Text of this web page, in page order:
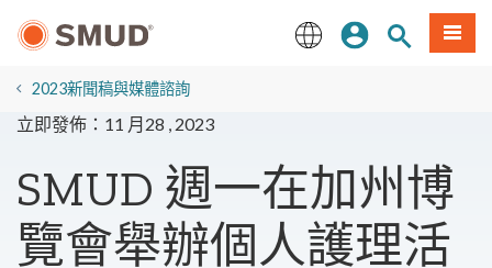
登入站內搜尋
選單
2023新聞稿與媒體諮詢
立即發佈：11 月28 , 2023
SMUD 週一在加州博
覽會舉辦個人護理活